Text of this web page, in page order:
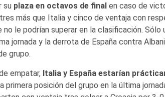
su plaza en octavos de finalen caso de
más que Italia y cinco de ventaja con
no le podrían superar en la clasificación. Sólo
jornada y la derrota de España contra
grupo.
empatar,Italia y España estarían
primera posición del grupo en la última